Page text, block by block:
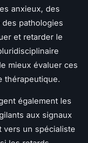
anxieux, des
pathologies
et retarder le
mieux évaluer ces
thérapeutique.
également les
aux signaux
vers un spécialiste